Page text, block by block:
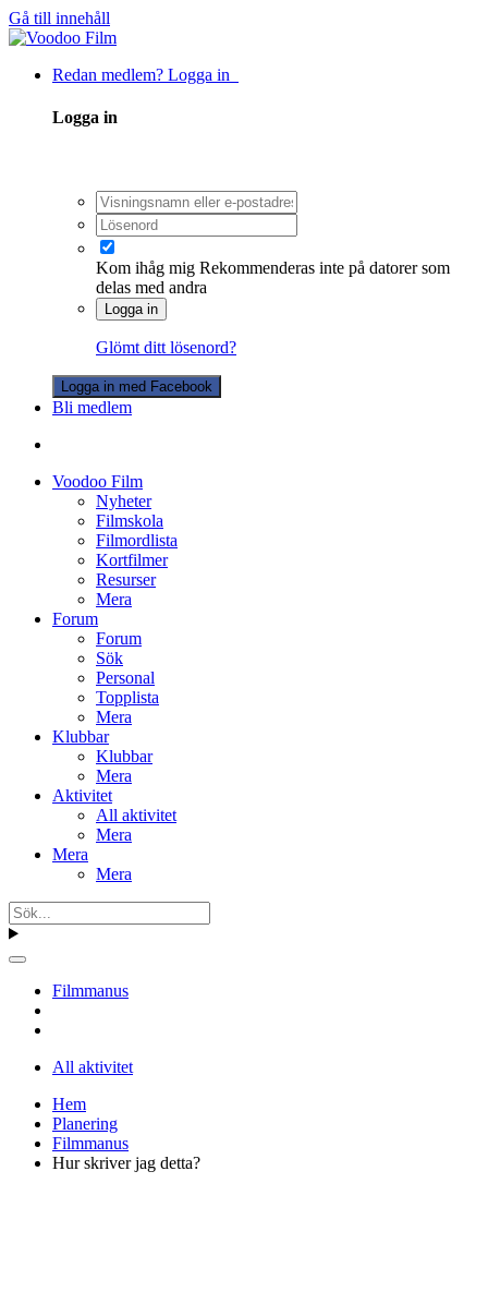
Gå till innehåll
Redan medlem? Logga in
Logga in
Kom ihåg mig Rekommenderas inte på datorer som
delas med andra
Logga in
Glömt ditt lösenord?
Logga in med Facebook
Bli medlem
Voodoo Film
Nyheter
Filmskola
Filmordlista
Kortfilmer
Resurser
Mera
Forum
Forum
Sök
Personal
Topplista
Mera
Klubbar
Klubbar
Mera
Aktivitet
All aktivitet
Mera
Mera
Mera
Filmmanus
All aktivitet
Hem
Planering
Filmmanus
Hur skriver jag detta?